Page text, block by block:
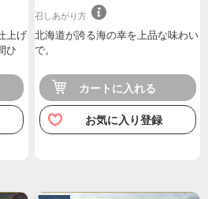
上げ
ひ
召しあがり方
北海道が誇る海の幸を上品な味わい
で。
カートに入れる
お気に入り登録